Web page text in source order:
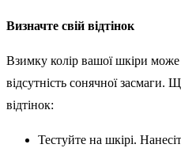
Визначте свій відтінок
Взимку колір вашої шкіри може
відсутність сонячної
відтінок:
Тестуйте на шкірі.